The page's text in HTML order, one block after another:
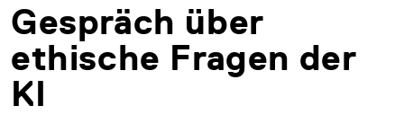
Gespräch über
ethische Fragen der
KI